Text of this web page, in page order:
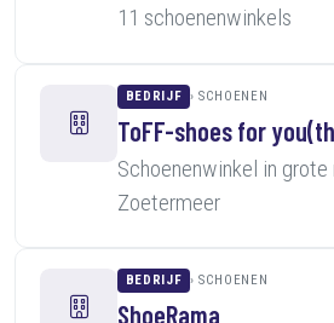
11 schoenenwinkels
BEDRIJF SCHOENEN
ToFF-shoes for
Schoenenwinkel in grote
Zoetermeer
BEDRIJF SCHOENEN
ShoeRama